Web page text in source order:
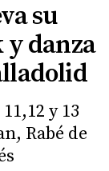
su
y danza
y 13
Rabé de